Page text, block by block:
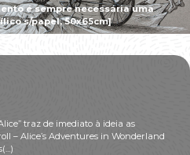
é sempre necessária uma
s/papel, 50x65cm]
traz de imediato à ideia as
– Alice’s Adventures in Wonderland